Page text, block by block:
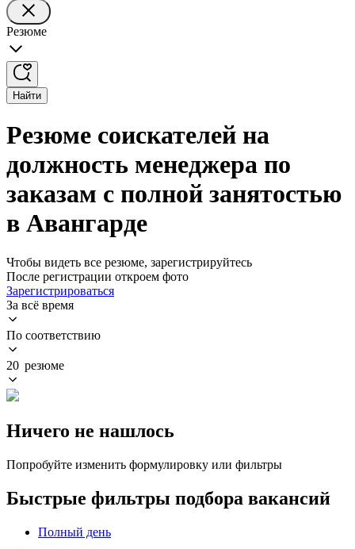
Резюме
Найти
Резюме соискателей на
должность менеджера по
заказам с полной занятостью
в Авангарде
Чтобы видеть все резюме, зарегистрируйтесь
После регистрации откроем фото
Зарегистрироваться
За всё время
По соответствию
20 резюме
Ничего не нашлось
Попробуйте изменить формулировку или фильтры
Быстрые фильтры подбора вакансий
Полный день